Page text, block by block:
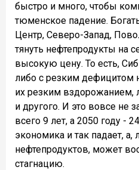
быстро и много, чтобы
тюменское падение.
Центр, Северо-Запад,
тянуть нефтепродукты на
высокую цену. То есть,
либо с резким дефицитом
их резким вздорожанием,
и другого. И это вовсе не
всего 9 лет, а 2050 году -
экономика и так падает,
нефтепродуктов, может
стагнацию.